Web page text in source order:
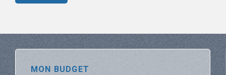
MON BUDGET